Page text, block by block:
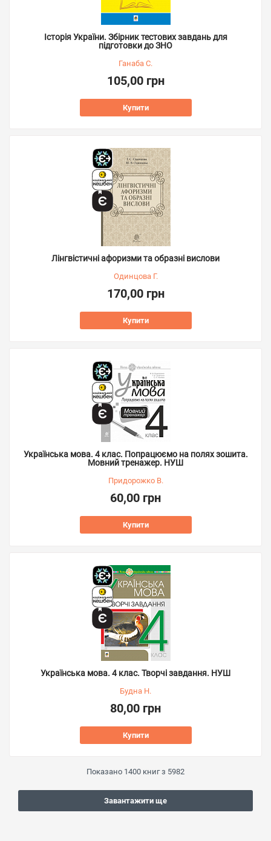
Історія України. Збірник тестових завдань для
підготовки до ЗНО
Ганаба С.
105,00 грн
Купити
Лінгвістичні афоризми та образні вислови
Одинцова Г.
170,00 грн
Купити
Українська мова. 4 клас. Попрацюємо на полях зошита.
Мовний тренажер. НУШ
Придорожко В.
60,00 грн
Купити
Українська мова. 4 клас. Творчі завдання. НУШ
Будна Н.
80,00 грн
Купити
Показано 1400 книг з 5982
Завантажити ще